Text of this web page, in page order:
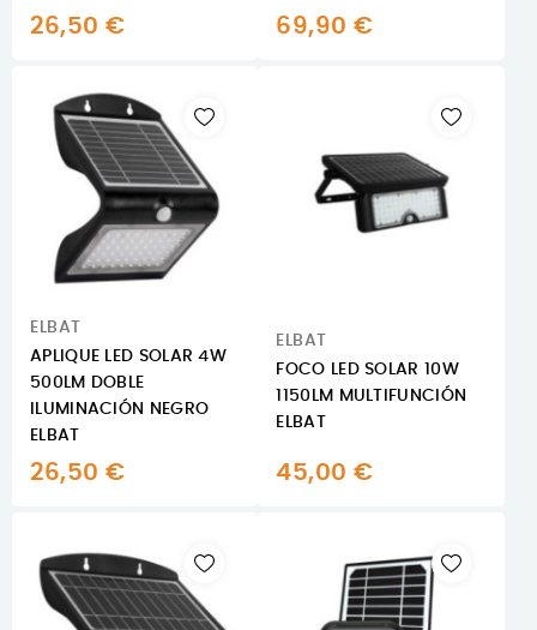
26,50 € 69,90 €
ELBAT
APLIQUE LED SOLAR 4W
500LM DOBLE
ILUMINACIÓN NEGRO
ELBAT
26,50 €
ELBAT
FOCO LED SOLAR 10W
1150LM MULTIFUNCIÓN
ELBAT
45,00 €